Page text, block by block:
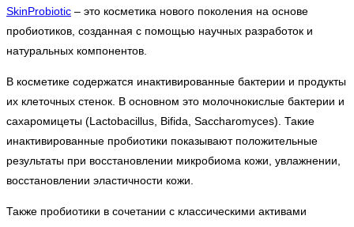
SkinProbiotic – это косметика нового поколения на основе
пробиотиков, созданная с помощью научных разработок и
натуральных компонентов.
В косметике содержатся инактивированные бактерии и продукты
их клеточных стенок. В основном это молочнокислые бактерии и
сахаромицеты (Lactobacillus, Bifida, Saccharomyces). Такие
инактивированные пробиотики показывают положительные
результаты при восстановлении микробиома кожи, увлажнении,
восстановлении эластичности кожи.
Также пробиотики в сочетании с классическими активами